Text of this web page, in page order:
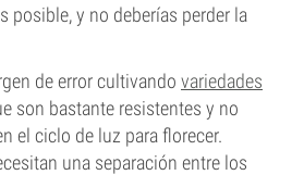
posible, y no deberías perder la
de error cultivando variedades
son bastante resistentes y no
el ciclo de luz para florecer.
una separación entre los